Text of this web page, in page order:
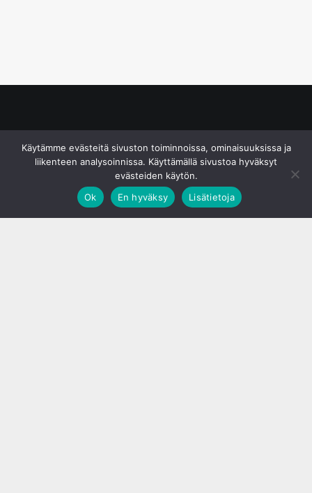
Käytämme evästeitä sivuston toiminnoissa, ominaisuuksissa ja
liikenteen analysoinnissa. Käyttämällä sivustoa hyväksyt
evästeiden käytön.
Ok
En hyväksy Lisätietoja